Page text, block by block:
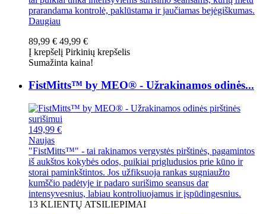
prarandama kontrolė, paklūstama ir jaučiamas bejėgiškumas.
Daugiau
89,99 € 49,99 €
Į krepšelį Pirkinių krepšelis
Sumažinta kaina!
FistMitts™ by MEO® - Užrakinamos odinės...
149,99 €
Naujas
"FistMitts™" - tai rakinamos vergystės pirštinės, pagamintos
iš aukštos kokybės odos, puikiai prigludusios prie kūno ir
storai paminkštintos. Jos užfiksuoja rankas sugniaužto
kumščio padėtyje ir padaro surišimo seansus dar
intensyvesnius, labiau kontroliuojamus ir įspūdingesnius.
13 KLIENTŲ ATSILIEPIMAI